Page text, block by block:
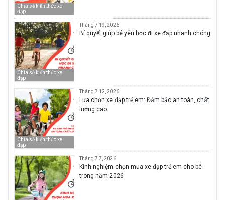
Chia sẻ kiến thức xe
đạp
Chia sẻ kiến thức xe
đạp
Tháng 7 19, 2026
Bí quyết giúp bé yêu học đi xe đạp nhanh chóng
Chia sẻ kiến thức xe
đạp
Tháng 7 12, 2026
Lựa chọn xe đạp trẻ em: Đảm bảo an toàn, chất
lượng cao
Tháng 7 7, 2026
Kinh nghiệm chọn mua xe đạp trẻ em cho bé
trong năm 2026